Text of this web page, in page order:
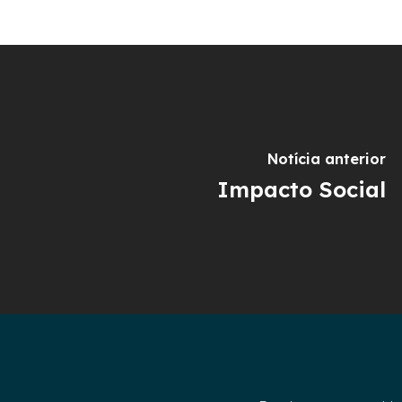
Notícia anterior
Impacto Social